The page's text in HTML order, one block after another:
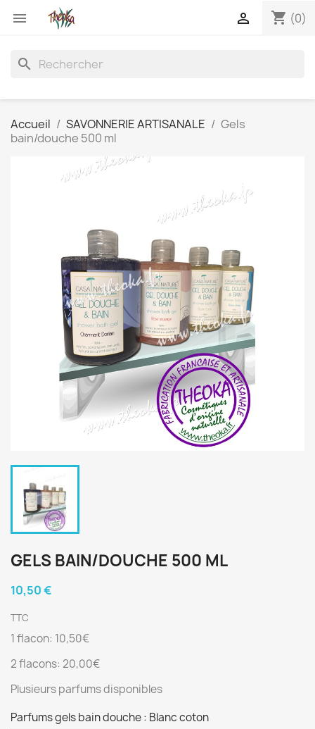
 shopping_cart (0)

search
Accueil SAVONNERIE ARTISANALE
Gels
bain/douche 500 ml
GELS BAIN/DOUCHE 500 ML
10,50 €
TTC
1 flacon: 10,50€
2 flacons: 20,00€
Plusieurs parfums disponibles
Parfums gels bain douche : Blanc coton